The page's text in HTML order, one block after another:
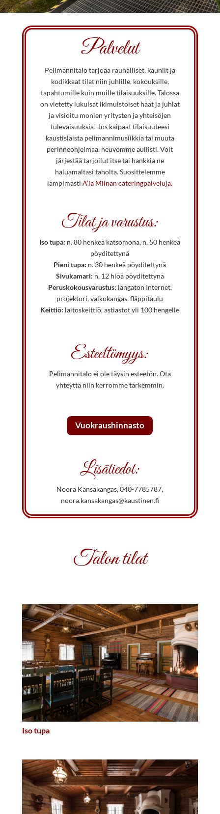
Palvelut
Pelimannitalo tarjoaa rauhalliset, kauniit ja
kodikkaat tilat niin juhlille, kokouksille,
tapahtumille kuin muille tilaisuuksille. Talossa
on vietetty lukuisat ikimuistoiset häät ja juhlat
ja visioitu monien yritysten ja yhteisöjen
tulevaisuuksia! Jos kaipaat tilaisuuteesi
kaustislaista pelimannimusiikkia tai muuta
perinneohjelmaa, neuvomme auliisti. Voit
järjestää tarjoilut itse tai hankkia ne
haluamaltasi taholta. Suosittelemme
lämpimästiA’la Miinan cateringpalveluja.
Tilat ja varustus:
Iso tupa: n. 80 henkeä katsomona, n. 50 henkeä
pöyditettynä
Pieni tupa: n. 30 henkeä pöyditettynä
Sivukamari: n. 12 hlöä pöyditettynä
Peruskokousvarustus: langaton Internet,
projektori, valkokangas, fläppitaulu
Keittiö: laitoskeittiö, astiastot yli 100 hengelle
Esteettömyys:
Pelimannitalo ei ole täysin esteetön. Ota
yhteyttä niin kerromme tarkemmin.
Vuokraushinnasto
Lisätiedot:
Noora Känsäkangas,040-7785787,
noora.kansakangas@kaustinen.fi
Talon tilat
Iso tupa